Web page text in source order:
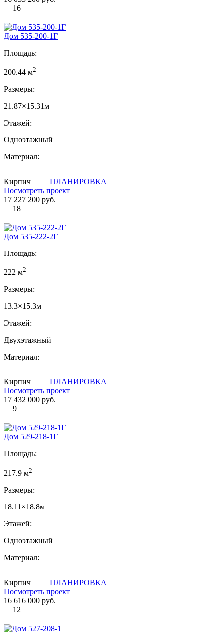
16
Дом 535-200-1Г
Площадь:
200.44 м2
Размеры:
21.87×15.31м
Этажей:
Одноэтажный
Материал:
Кирпич
ПЛАНИРОВКА
Посмотреть проект
17 227 200 руб.
18
Дом 535-222-2Г
Площадь:
222 м2
Размеры:
13.3×15.3м
Этажей:
Двухэтажный
Материал:
Кирпич
ПЛАНИРОВКА
Посмотреть проект
17 432 000 руб.
9
Дом 529-218-1Г
Площадь:
217.9 м2
Размеры:
18.11×18.8м
Этажей:
Одноэтажный
Материал:
Кирпич
ПЛАНИРОВКА
Посмотреть проект
16 616 000 руб.
12